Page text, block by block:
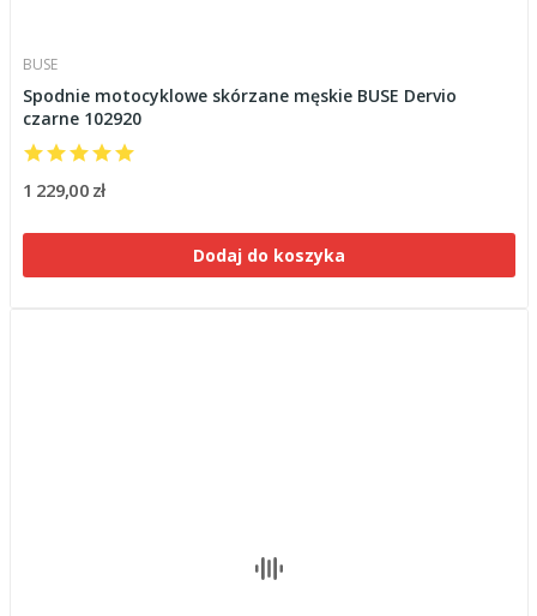
BUSE
Spodnie motocyklowe skórzane męskie BUSE Dervio
czarne 102920
1 229,00 zł
Dodaj do koszyka